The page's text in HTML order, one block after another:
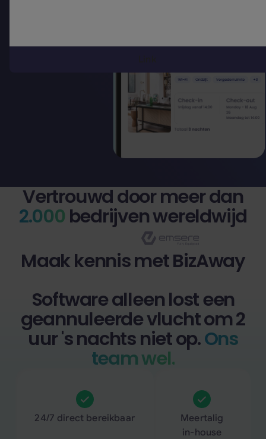
Vertrouwd door meer dan
2.000 bedrijven wereldwijd
Maak kennis met BizAway
Software alleen lost een
geannuleerde vlucht om 2
uur 's nachts niet op.Ons
team wel.
24/7 direct bereikbaar
Meertalig
in-house